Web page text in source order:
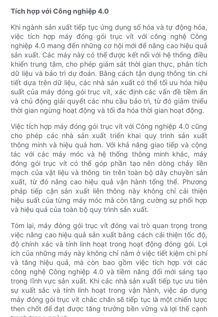
Tích hợp với Công nghiệp 4.0
Khi ngành sản xuất tiếp tục ứng dụng số hóa và tự động hóa,
việc tích hợp máy đóng gói trục vít với công nghệ Công
nghiệp 4.0 mang đến những cơ hội mới để nâng cao hiệu quả
sản xuất. Các máy này có thể được kết nối với hệ thống điều
khiển trung tâm, cho phép giám sát thời gian thực, phân tích
dữ liệu và bảo trì dự đoán. Bằng cách tận dụng thông tin chi
tiết dựa trên dữ liệu, các nhà sản xuất có thể tối ưu hóa hiệu
suất của máy đóng gói trục vít, xác định các vấn đề tiềm ẩn
và chủ động giải quyết các nhu cầu bảo trì, từ đó giảm thiểu
thời gian ngừng hoạt động và tối đa hóa thời gian hoạt động.
Việc tích hợp máy đóng gói trục vít với Công nghiệp 4.0 cũng
cho phép các nhà sản xuất triển khai quy trình sản xuất
thông minh và hiệu quả hơn. Với khả năng giao tiếp và cộng
tác với các máy móc và hệ thống thông minh khác, máy
đóng gói trục vít có thể góp phần tạo nên dòng chảy liền
mạch của vật liệu và thông tin trên toàn bộ dây chuyền sản
xuất, từ đó nâng cao hiệu quả vận hành tổng thể. Phương
pháp tiếp cận sản xuất liên thông này không chỉ cải thiện
hiệu suất của từng máy móc mà còn tăng cường sự phối hợp
và hiệu quả của toàn bộ quy trình sản xuất.
Tóm lại, máy đóng gói trục vít đóng vai trò quan trọng trong
việc nâng cao hiệu quả sản xuất bằng cách cải thiện tốc độ,
độ chính xác và tính linh hoạt trong hoạt động đóng gói. Lợi
ích của những máy này không chỉ nằm ở việc tiết kiệm chi phí
và tăng hiệu quả, mà còn bao gồm việc tích hợp với các
công nghệ Công nghiệp 4.0 và tiềm năng đổi mới sáng tạo
trong lĩnh vực sản xuất. Khi các nhà sản xuất tiếp tục ưu tiên
sự xuất sắc và tính linh hoạt trong vận hành, việc áp dụng
máy đóng gói trục vít chắc chắn sẽ tiếp tục là một chiến lược
then chốt để đạt được tăng trưởng bền vững và lợi thế cạnh